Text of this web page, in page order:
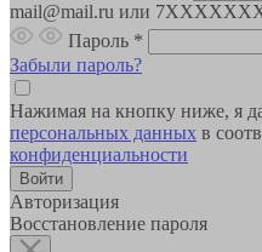
mail@mail.ru или
Пароль *
Забыли пароль?
Нажимая на кнопку ниже, я
персональных данных в
конфиденциальности
Авторизация
Восстановление пароля